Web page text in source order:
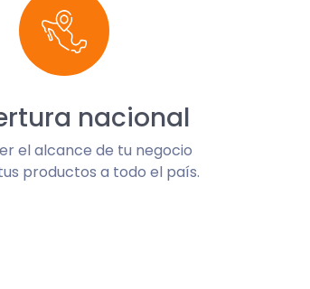
nacional
el alcance de tu negocio
productos a todo el país.